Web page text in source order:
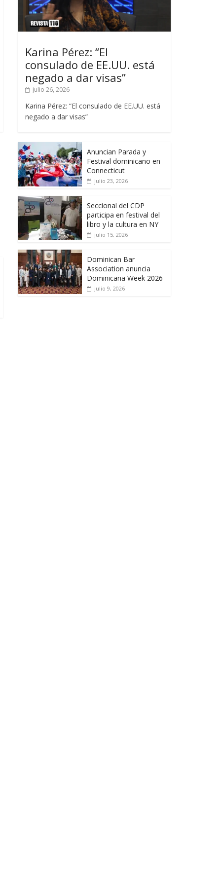
Karina Pérez: “El
consulado de EE.UU. está
negado a dar visas”
julio 26, 2026
Karina Pérez: “El consulado de EE.UU. está
negado a dar visas”
Anuncian Parada y
Festival dominicano en
Connecticut
julio 23, 2026
Seccional del CDP
participa en festival del
libro y la cultura en NY
julio 15, 2026
Dominican Bar
Association anuncia
Dominicana Week 2026
julio 9, 2026